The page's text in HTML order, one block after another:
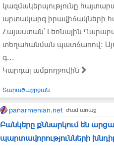
կազմակերպությունը
արտակարգ իրավիճակների
Հայաստան՝ Լեռնային
տեղահանման պատճառով։ Այդ
գ...
Կարդալ ամբողջովին
Տարածաշրջան
panarmenian.net ժամ առաջ
Բանկերը քննարկում են
պարտավորությունների